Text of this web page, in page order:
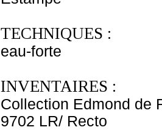
TECHNIQUES :
eau-forte
INVENTAIRES :
Collection Edmond de
9702 LR/ Recto